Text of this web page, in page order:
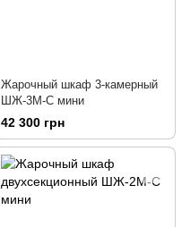
Жарочный шкаф 3-камерный
ШЖ-3М-С мини
42 300 грн